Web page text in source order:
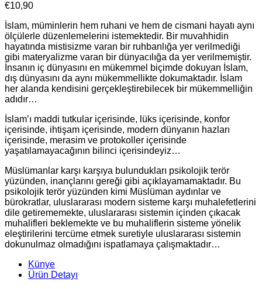
€10,90
İslam, müminlerin hem ruhani ve hem de cismani hayatı aynı
ölçülerle düzenlemelerini istemektedir. Bir muvahhidin
hayatında mistisizme varan bir ruhbanlığa yer verilmediği
gibi materyalizme varan bir dünyacılığa da yer verilmemiştir.
İnsanın iç dünyasını en mükemmel biçimde dokuyan İslam,
dış dünyasını da aynı mükemmellikte dokumaktadır. İslam
her alanda kendisini gerçekleştirebilecek bir mükemmelliğin
adıdır…
İslam’ı maddi tutkular içerisinde, lüks içerisinde, konfor
içerisinde, ihtişam içerisinde, modern dünyanın hazları
içerisinde, merasim ve protokoller içerisinde
yaşatılamayacağının bilinci içerisindeyiz…
Müslümanlar karşı karşıya bulundukları psikolojik terör
yüzünden, inançlarını gereği gibi açıklayamamaktadır. Bu
psikolojik terör yüzünden kimi Müslüman aydınlar ve
bürokratlar, uluslararası modern sisteme karşı muhalefetlerini
dile getirememekte, uluslararası sistemin içinden çıkacak
muhalifleri beklemekte ve bu muhaliflerin sisteme yönelik
eleştirilerini tercüme etmek suretiyle uluslararası sistemin
dokunulmaz olmadığını ispatlamaya çalışmaktadır…
Künye
Ürün Detayı